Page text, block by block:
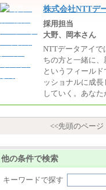
株式会社NTTデ
採用担当
大野、岡本さん
NTTデータアイで
ちの方と一緒に
というフィール
ッショナルに成
していく。あな
<<先頭のページ
他の条件で検索
キーワードで探す